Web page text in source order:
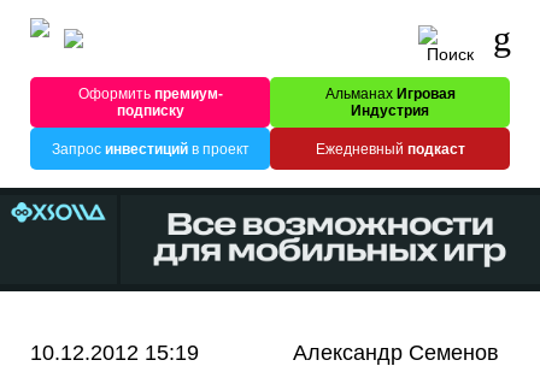
Оформитьпремиум-
подписку
Альманах Игровая
Индустрия
Запрос инвестицийв проект Ежедневный подкаст
10.12.2012 15:19 Александр Семенов